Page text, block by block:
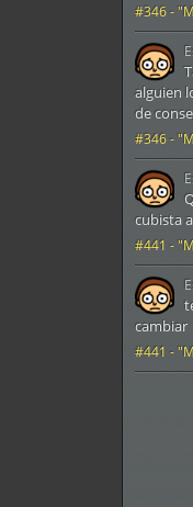
#346 -
#346 -
alguien
de
#441 -
cubista
#441 -
cambiar